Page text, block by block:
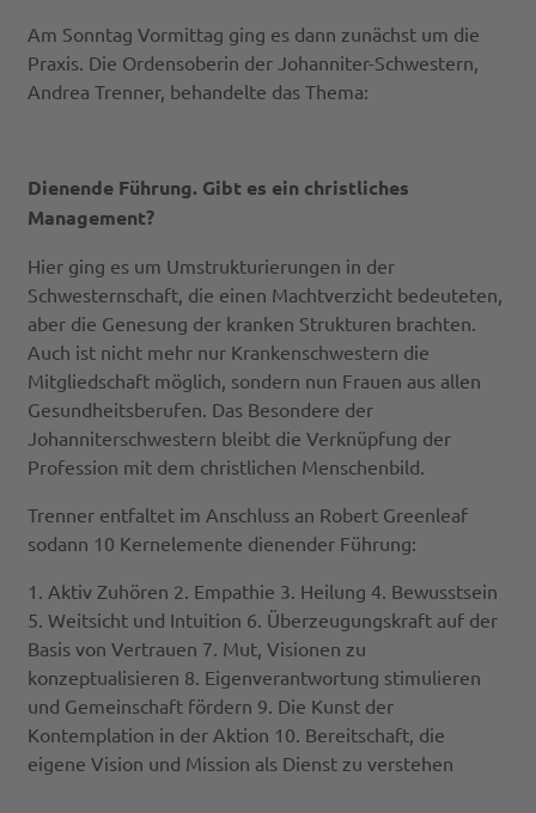
Am Sonntag Vormittag ging es dann zunächst um die
Praxis. Die Ordensoberin der Johanniter-Schwestern,
Andrea Trenner, behandelte das Thema:
Dienende Führung. Gibt es ein christliches
Management?
Hier ging es um Umstrukturierungen in der
Schwesternschaft, die einen Machtverzicht bedeuteten,
aber die Genesung der kranken Strukturen brachten.
Auch ist nicht mehr nur Krankenschwestern die
Mitgliedschaft möglich, sondern nun Frauen aus allen
Gesundheitsberufen. Das Besondere der
Johanniterschwestern bleibt die Verknüpfung der
Profession mit dem christlichen Menschenbild.
Trenner entfaltet im Anschluss an Robert Greenleaf
sodann 10 Kernelemente dienender Führung:
1. Aktiv Zuhören 2. Empathie 3. Heilung 4. Bewusstsein
5. Weitsicht und Intuition 6. Überzeugungskraft auf der
Basis von Vertrauen 7. Mut, Visionen zu
konzeptualisieren 8. Eigenverantwortung stimulieren
und Gemeinschaft fördern 9. Die Kunst der
Kontemplation in der Aktion 10. Bereitschaft, die
eigene Vision und Mission als Dienst zu verstehen